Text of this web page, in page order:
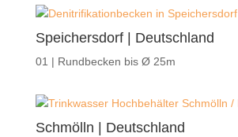
Speichersdorf | Deutschland
01 | Rundbecken bis Ø 25m
Schmölln | Deutschland